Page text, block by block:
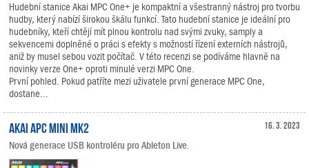
Hudební stanice Akai MPC One+ je kompaktní a všestranný nástroj pro tvorbu
hudby, který nabízí širokou škálu funkcí. Tato hudební stanice je ideální pro
hudebníky, kteří chtějí mít plnou kontrolu nad svými zvuky, samply a
sekvencemi doplněné o práci s efekty s možností řízení externích nástrojů,
aniž by musel sebou vozit počítač. V této recenzi se podíváme hlavně na
novinky verze One+ oproti minulé verzi MPC One.
První pohled. Pokud patříte mezi uživatele první generace MPC One,
dostane...
16. 3. 2023
AKAI APC Mini mk2
Nová generace USB kontroléru pro Ableton Live.